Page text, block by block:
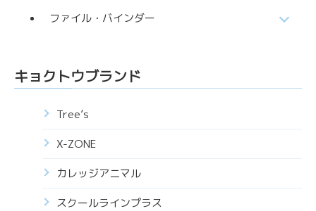
ファイル・バインダー
キョクトウブランド
Tree’s
X-ZONE
カレッジアニマル
スクールラインプラス